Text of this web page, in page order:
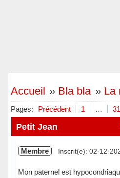
Accueil » Bla bla » La
Pages: Précédent 1 … 31
Petit Jean
Membre Inscrit(e): 02-12-
Mon paternel est